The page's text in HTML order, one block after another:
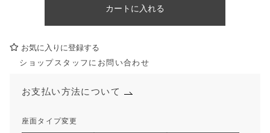
お気に入りに登録する
カートに入れる
ショップスタッフにお問い合わせ
座面タイプ変更
お支払い方法について